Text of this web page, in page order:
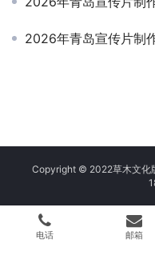
2026年青岛宣传片制
Copyright © 2022草木文化
电话 邮箱